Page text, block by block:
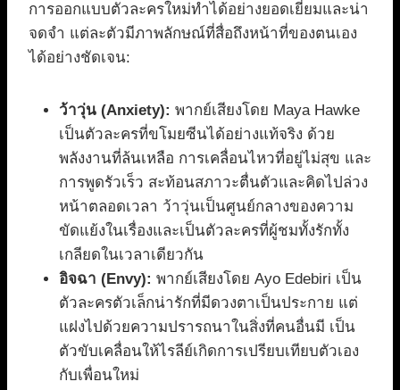
การออกแบบตัวละครใหม่ทำได้อย่างยอดเยี่ยมและน่า
จดจำ แต่ละตัวมีภาพลักษณ์ที่สื่อถึงหน้าที่ของตนเอง
ได้อย่างชัดเจน:
ว้าวุ่น (Anxiety): พากย์เสียงโดย Maya Hawke
เป็นตัวละครที่ขโมยซีนได้อย่างแท้จริง ด้วย
พลังงานที่ล้นเหลือ การเคลื่อนไหวที่อยู่ไม่สุข และ
การพูดรัวเร็ว สะท้อนสภาวะตื่นตัวและคิดไปล่วง
หน้าตลอดเวลา ว้าวุ่นเป็นศูนย์กลางของความ
ขัดแย้งในเรื่องและเป็นตัวละครที่ผู้ชมทั้งรักทั้ง
เกลียดในเวลาเดียวกัน
อิจฉา (Envy): พากย์เสียงโดย Ayo Edebiri เป็น
ตัวละครตัวเล็กน่ารักที่มีดวงตาเป็นประกาย แต่
แฝงไปด้วยความปรารถนาในสิ่งที่คนอื่นมี เป็น
ตัวขับเคลื่อนให้ไรลีย์เกิดการเปรียบเทียบตัวเอง
กับเพื่อนใหม่